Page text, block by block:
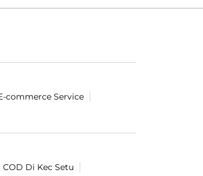
commerce Service
COD Di Kec Setu